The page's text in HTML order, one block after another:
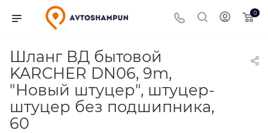
0
Шланг ВД бытовой
KARCHER DN06, 9m,
"Новый штуцер", штуцер-
штуцер без подшипника,
60